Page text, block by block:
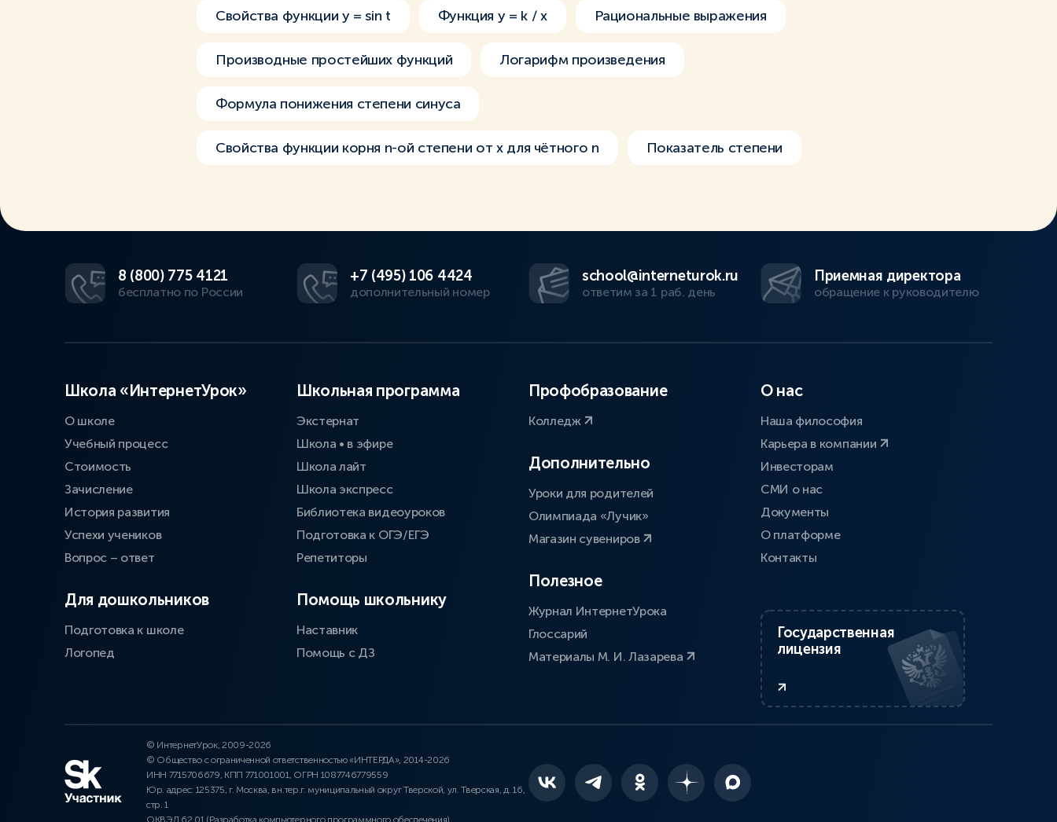
Свойства функции y = sin t Функция y = k / x Рациональные выражения
Производные простейших функций Логарифм произведения
Формула понижения степени синуса
Свойства функции корня n-ой степени от х для чётного n Показатель степени
8 (800) 775 4121
бесплатно по России
+7 (495) 106 4424
дополнительный номер
school@interneturok.ru
ответим за 1 раб. день
Приемная директора
обращение к руководителю
Школа «ИнтернетУрок»
О школе
Учебный процесс
Стоимость
Зачисление
История развития
Успехи учеников
Вопрос – ответ
Для дошкольников
Подготовка к школе
Логопед
Школьная программа
Экстернат
Школа • в эфире
Школа лайт
Школа экспресс
Библиотека видеоуроков
Подготовка к ОГЭ/ЕГЭ
Репетиторы
Помощь школьнику
Наставник
Помощь с ДЗ
Профобразование
Колледж
Дополнительно
Уроки для родителей
Олимпиада «Лучик»
Магазин сувениров
Полезное
Журнал ИнтернетУрока
Глоссарий
Материалы М. И. Лазарева
О нас
Наша философия
Карьера в компании
Инвесторам
СМИ о нас
Документы
О платформе
Контакты
Государственная
лицензия
© ИнтернетУрок, 2009-2026
© Общество с ограниченной ответственностью «ИНТЕРДА», 2014-2026
ИНН 7715706679, КПП 771001001, ОГРН 1087746779559
Юр. адрес: 125375, г. Москва, вн.тер.г. муниципальный округ Тверской, ул. Тверская, д. 16,
стр. 1
ОКВЭД 62.01 (Разработка компьютерного программного обеспечения)